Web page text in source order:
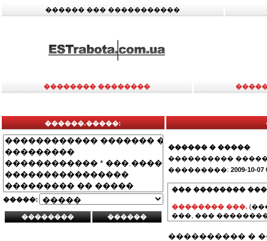
������ ��� �����������
�������� ��������
������.�����:
�����:
������ � �����
����������
���������: 2009-10-07
��� ��������
�������� ���.
���, ���
���������� �